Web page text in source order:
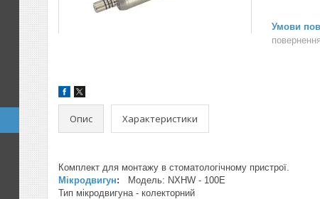
Опис Характеристики
Комплект для монтажу в стоматологічному пристрої.
Мікродвигун: Модель: NXHW - 100E
Тип мікродвигуна - колекторний